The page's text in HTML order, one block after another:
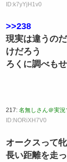
ID:k7yYjH1v0
>>238
現実は違うの
けだろう
ろくに調べも
217: 名無しさん＠実況
ID:NORiXH7V0
オークスって
長い距離を走